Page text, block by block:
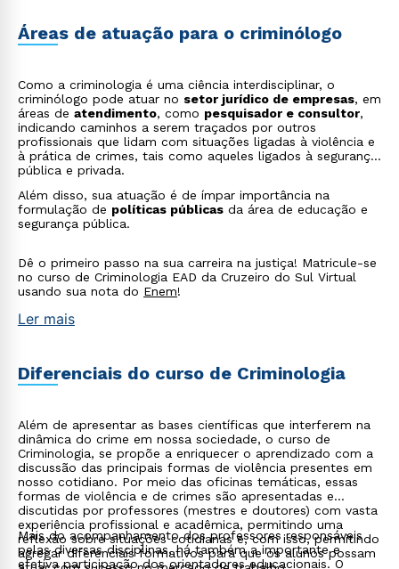
Áreas de atuação para o criminólogo
Como a criminologia é uma ciência interdisciplinar, o
criminólogo pode atuar no setor jurídico de empresas, em
áreas de atendimento, como pesquisador e consultor,
indicando caminhos a serem traçados por outros
profissionais que lidam com situações ligadas à violência e
à prática de crimes, tais como aqueles ligados à segurança
pública e privada.
Além disso, sua atuação é de ímpar importância na
formulação de políticas públicas da área de educação e
segurança pública.
Dê o primeiro passo na sua carreira na justiça! Matricule-se
no curso de Criminologia EAD da Cruzeiro do Sul Virtual
usando sua nota do Enem!
Ler mais
Diferenciais do curso de Criminologia
Além de apresentar as bases científicas que interferem na
dinâmica do crime em nossa sociedade, o curso de
Criminologia, se propõe a enriquecer o aprendizado com a
discussão das principais formas de violência presentes em
nosso cotidiano. Por meio das oficinas temáticas, essas
formas de violência e de crimes são apresentadas e
discutidas por professores (mestres e doutores) com vasta
experiência profissional e acadêmica, permitindo uma
reflexão sobre situações cotidianas e, com isso, permitindo
agregar diferenciais formativos para que os alunos possam
Mais do acompanhamento dos professores responsáveis
pelas diversas disciplinas, há também a importante e
efetiva participação dos orientadores educacionais. O
Rápido e fácil
WhatsApp